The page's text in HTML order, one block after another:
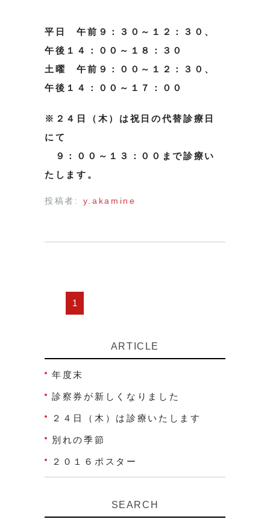
平日 午前９：３０～１２：３０、
午後１４：００～１８：３０
土曜 午前９：００～１２：３０、
午後１４：００～１７：００
※２４日（木）は祝日の代替診療日
にて
９：００～１３：００まで診療い
たします。
投稿者: y.akamine
1
ARTICLE
年度末
診察券が新しくなりました
２４日（木）は診療いたします
別れの季節
２０１６ポスター
SEARCH